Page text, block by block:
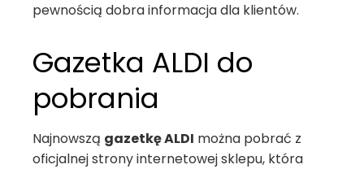
pewnością dobra informacja dla klientów.
Gazetka ALDI do
pobrania
Najnowszą gazetkę ALDI można pobrać z
oficjalnej strony internetowej sklepu, która